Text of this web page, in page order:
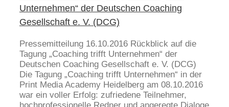
Unternehmen“ der Deutschen Coaching
Gesellschaft e. V. (DCG)
Pressemitteilung 16.10.2016 Rückblick auf die
Tagung „Coaching trifft Unternehmen“ der
Deutschen Coaching Gesellschaft e. V. (DCG)
Die Tagung „Coaching trifft Unternehmen“ in der
Print Media Academy Heidelberg am 08.10.2016
war ein voller Erfolg: zufriedene Teilnehmer,